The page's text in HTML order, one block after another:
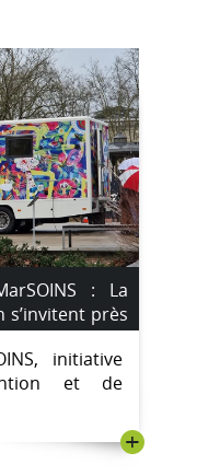
: La
près
initiative
et de
+